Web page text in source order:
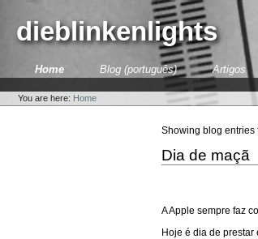
content.dieblinkenlights
SectionsHome Blog (português) Artigos
tools
You are here: Home
Showing blog
Dia de maçã
A Apple sempre faz
Hoje é dia de